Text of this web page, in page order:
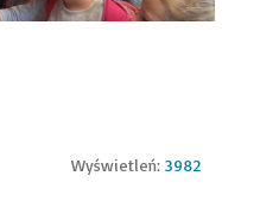
Wyświetleń:3982